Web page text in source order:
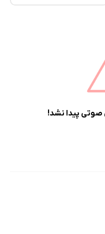
پرفروش‌ها
پربحث‌ها
صوتی پیدا نشد!